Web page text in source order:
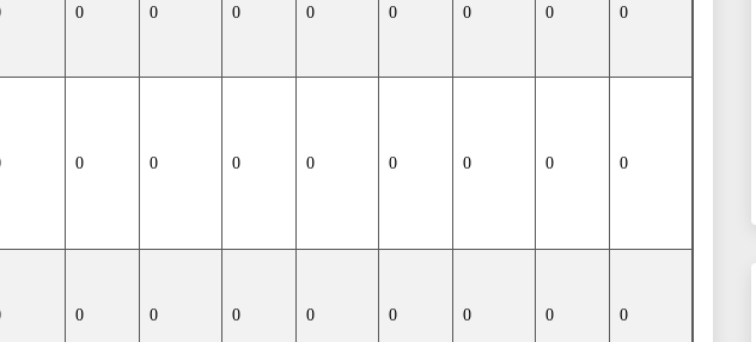
0 0 0 0 0 0 0 0
0 0 0 0 0 0 0 0
0 0 0 0 0 0 0 0